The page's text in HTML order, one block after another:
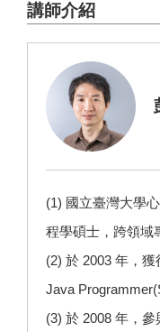
講師介紹
(1) 國立臺灣大學
程學碩士，跨領域
(2) 於 2003 年，
Java
(3) 於 2008 年，參